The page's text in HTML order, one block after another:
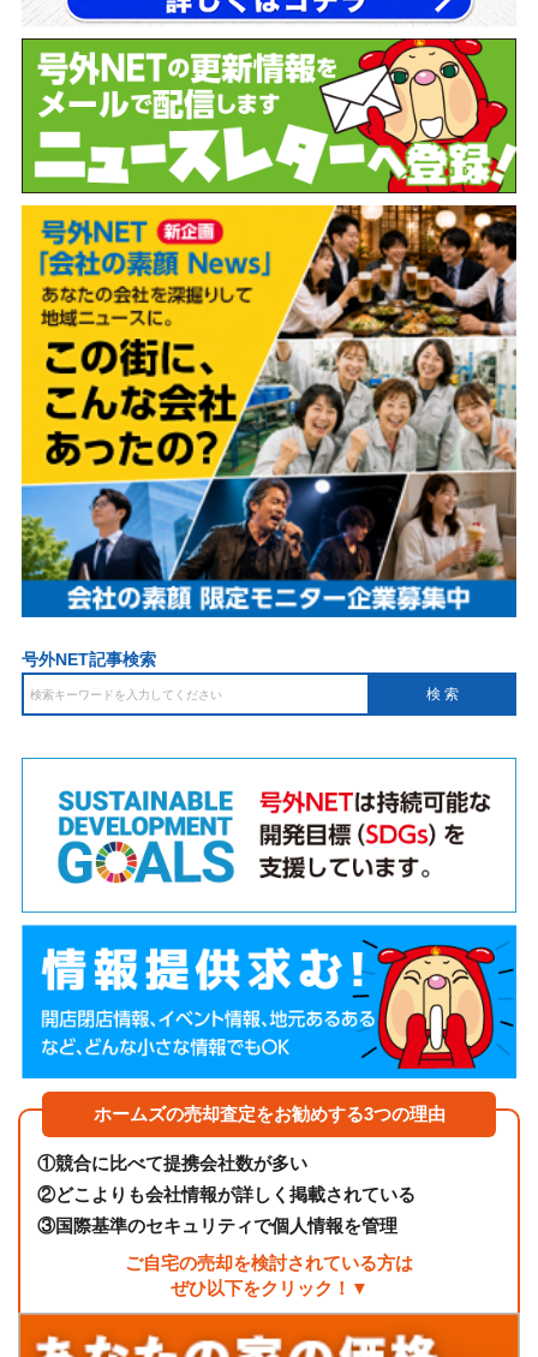
号外NET記事検索
ホームズの売却査定をお勧めする3つの理由
①競合に比べて提携会社数が多い
②どこよりも会社情報が詳しく掲載されている
③国際基準のセキュリティで個人情報を管理
ご自宅の売却を検討されている方は
ぜひ以下をクリック！▼